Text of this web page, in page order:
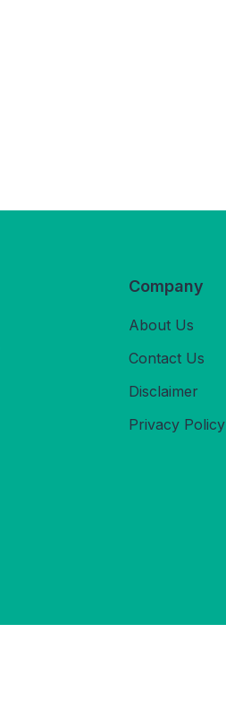
Company
About Us
Contact Us
Disclaimer
Privacy Policy